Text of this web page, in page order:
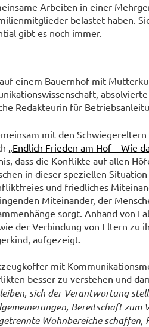
Arbeiten in einer
belastet haben.
gibt es noch immer.
einem Bauernhof mit
Redakteurin für
mit den
„Endlich Frieden am Hof – Wie
dass die Konflikte auf allen
in dieser speziellen
und friedliches
Miteinander, der
sorgt. Anhand von
der Verbindung von Eltern zu
aufgezeigt.
mit
besser zu verstehen und
sich der Verantwortung
Bereitschaft zum
Wohnbereiche schaffen,